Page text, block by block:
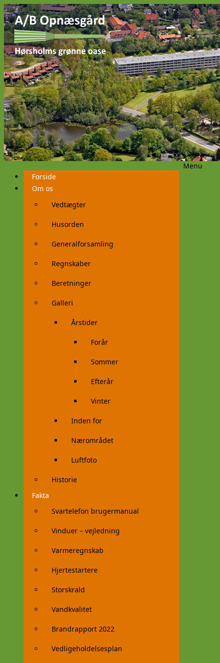
Menu
Videre
til
indhold
Forside
Om os
Vedtægter
Husorden
Generalforsamling
Regnskaber
Beretninger
Galleri
Årstider
Forår
Sommer
Efterår
Vinter
Inden for
Nærområdet
Luftfoto
Historie
Fakta
Svartelefon brugermanual
Vinduer – vejledning
Varmeregnskab
Hjertestartere
Storskrald
Vandkvalitet
Brandrapport 2022
Vedligeholdelsesplan